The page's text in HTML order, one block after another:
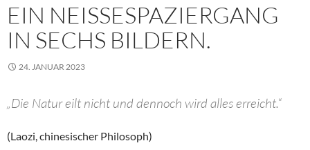
EIN NEISSESPAZIERGANG I
N SECHS BILDERN.
24. JANUAR 2023
„Die Natur eilt nicht und dennoch wird alles erreicht.“
(Laozi, chinesischer Philosoph)